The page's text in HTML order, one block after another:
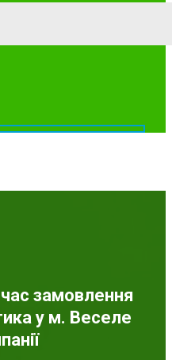
замовлення
у м. Веселе